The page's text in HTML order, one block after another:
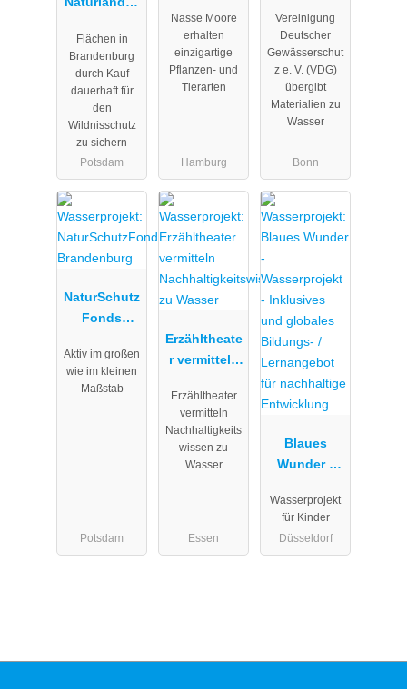
Brandenbur
g
Flächen in
Brandenburg
durch Kauf
dauerhaft für
den
Wildnisschutz
zu sichern
Potsdam
Nasse Moore
erhalten
einzigartige
Pflanzen- und
Tierarten
Hamburg
Vereinigung
Deutscher
Gewässerschut
z e. V. (VDG)
übergibt
Materialien zu
Wasser
Bonn
NaturSchutz
Fonds
g
Aktiv im großen
wie im kleinen
Maßstab
Potsdam
Erzähltheate
r vermitteln
eitswissen
Erzähltheater
vermitteln
Nachhaltigkeits
wissen zu
Wasser
Essen
Blaues
Wunder -
kt -
Wasserprojekt
für Kinder
Düsseldorf